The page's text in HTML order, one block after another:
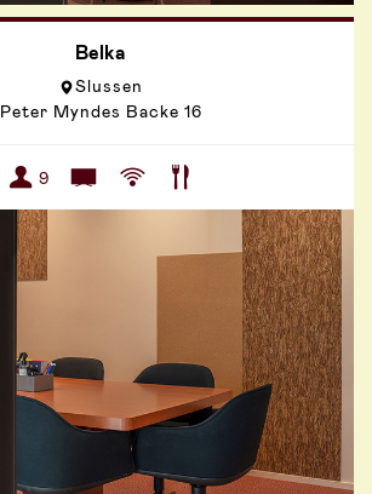
Belka
Slussen
Peter Myndes Backe 16
9